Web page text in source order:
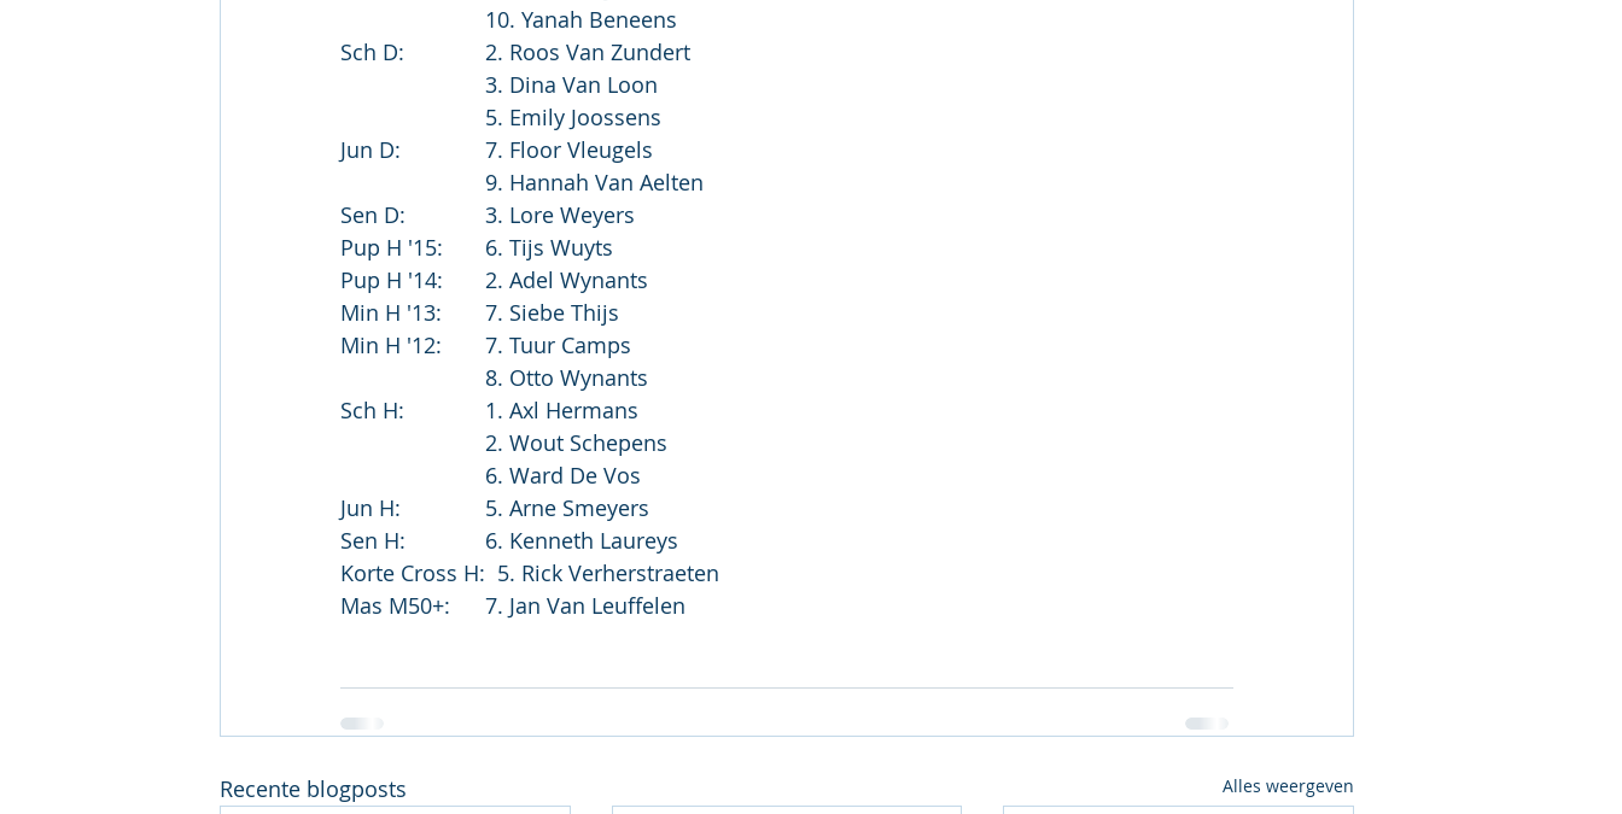
			10. Yanah Beneens
Sch D:		2. Roos Van Zundert
			3. Dina Van Loon
			5. Emily Joossens
Jun D:		7. Floor Vleugels
			9. Hannah Van Aelten
Sen D:		3. Lore Weyers
Pup H '15:	6. Tijs Wuyts
Pup H '14:	2. Adel Wynants
Min H '13:	7. Siebe Thijs
Min H '12:	7. Tuur Camps
			8. Otto Wynants
Sch H:		1. Axl Hermans
			2. Wout Schepens
			6. Ward De Vos
Jun H:		5. Arne Smeyers
Sen H:		6. Kenneth Laureys
Korte Cross H:  5. Rick Verherstraeten
Mas M50+:	7. Jan Van Leuffelen
Recente blogposts Alles weergeven